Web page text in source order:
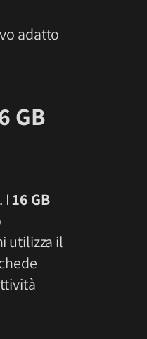
adatto
GB
I16 GB
utilizza il